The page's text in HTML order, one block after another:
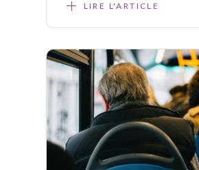
LIRE L'ARTICLE